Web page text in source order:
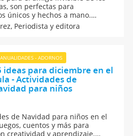
son perfectas para
únicos y hechos a mano.
con materiales reciclados,
los pequeños pueden
Periodista y editora
- ADORNOS
ideas para diciembre en el
- Actividades de
para niños
de Navidad para niños en el
cuentos y más para
creatividad y aprendizaje.